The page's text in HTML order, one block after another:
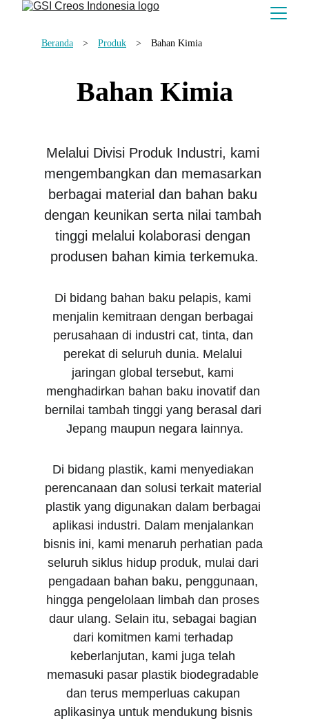
Beranda > Produk > Bahan Kimia
Bahan Kimia
Melalui Divisi Produk Industri, kami
mengembangkan dan memasarkan
berbagai material dan bahan baku
dengan keunikan serta nilai tambah
tinggi melalui kolaborasi dengan
produsen bahan kimia terkemuka.
Di bidang bahan baku pelapis, kami
menjalin kemitraan dengan berbagai
perusahaan di industri cat, tinta, dan
perekat di seluruh dunia. Melalui
jaringan global tersebut, kami
menghadirkan bahan baku inovatif dan
bernilai tambah tinggi yang berasal dari
Jepang maupun negara lainnya.
Di bidang plastik, kami menyediakan
perencanaan dan solusi terkait material
plastik yang digunakan dalam berbagai
aplikasi industri. Dalam menjalankan
bisnis ini, kami menaruh perhatian pada
seluruh siklus hidup produk, mulai dari
pengadaan bahan baku, penggunaan,
hingga pengelolaan limbah dan proses
daur ulang. Selain itu, sebagai bagian
dari komitmen kami terhadap
keberlanjutan, kami juga telah
memasuki pasar plastik biodegradable
dan terus memperluas cakupan
aplikasinya untuk mendukung bisnis